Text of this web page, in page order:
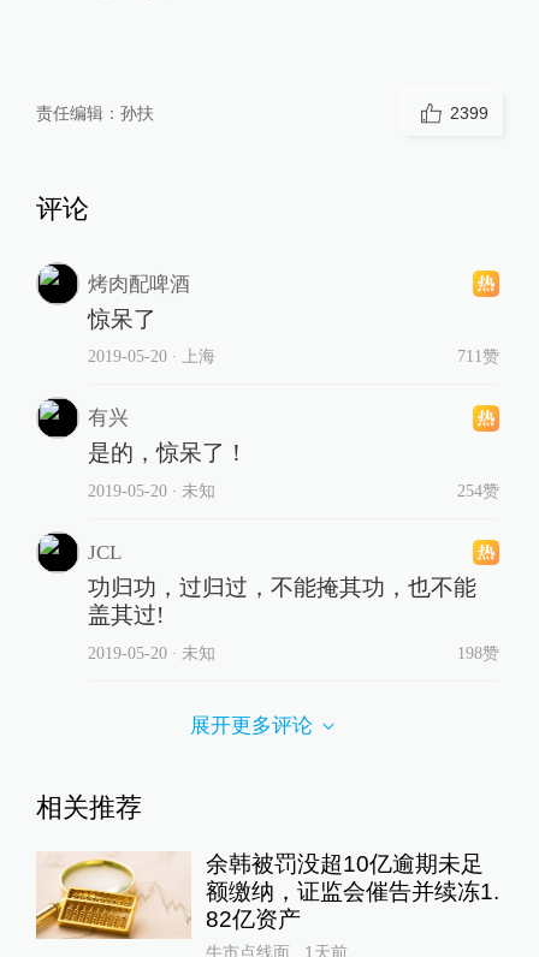
责任编辑： 孙扶 2399
评论
烤肉配啤酒
惊呆了
2019-05-20∙ 上海 711赞
有兴
是的，惊呆了！
2019-05-20∙ 未知 254赞
JCL
功归功，过归过，不能掩其功，也不能
盖其过!
2019-05-20∙ 未知 198赞
展开更多评论
相关推荐
余韩被罚没超10亿逾期未足
额缴纳，证监会催告并续冻1.
82亿资产
牛市点线面
1天前